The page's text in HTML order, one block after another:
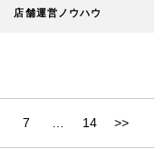
店舗運営ノウハウ
7 14 >>